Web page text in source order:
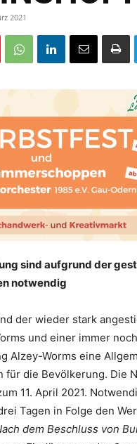
2021
sind aufgrund der
notwendig
der wieder stark
und einer immer
Alzey-Worms eine
für die Bevölkerung. Die
11. April 2021.
Tagen in Folge den
dem Beschluss von